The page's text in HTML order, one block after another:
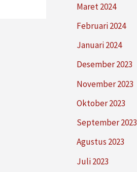
Maret 2024
Februari 2024
Januari 2024
Desember 2023
November 2023
Oktober 2023
September 2023
Agustus 2023
Juli 2023